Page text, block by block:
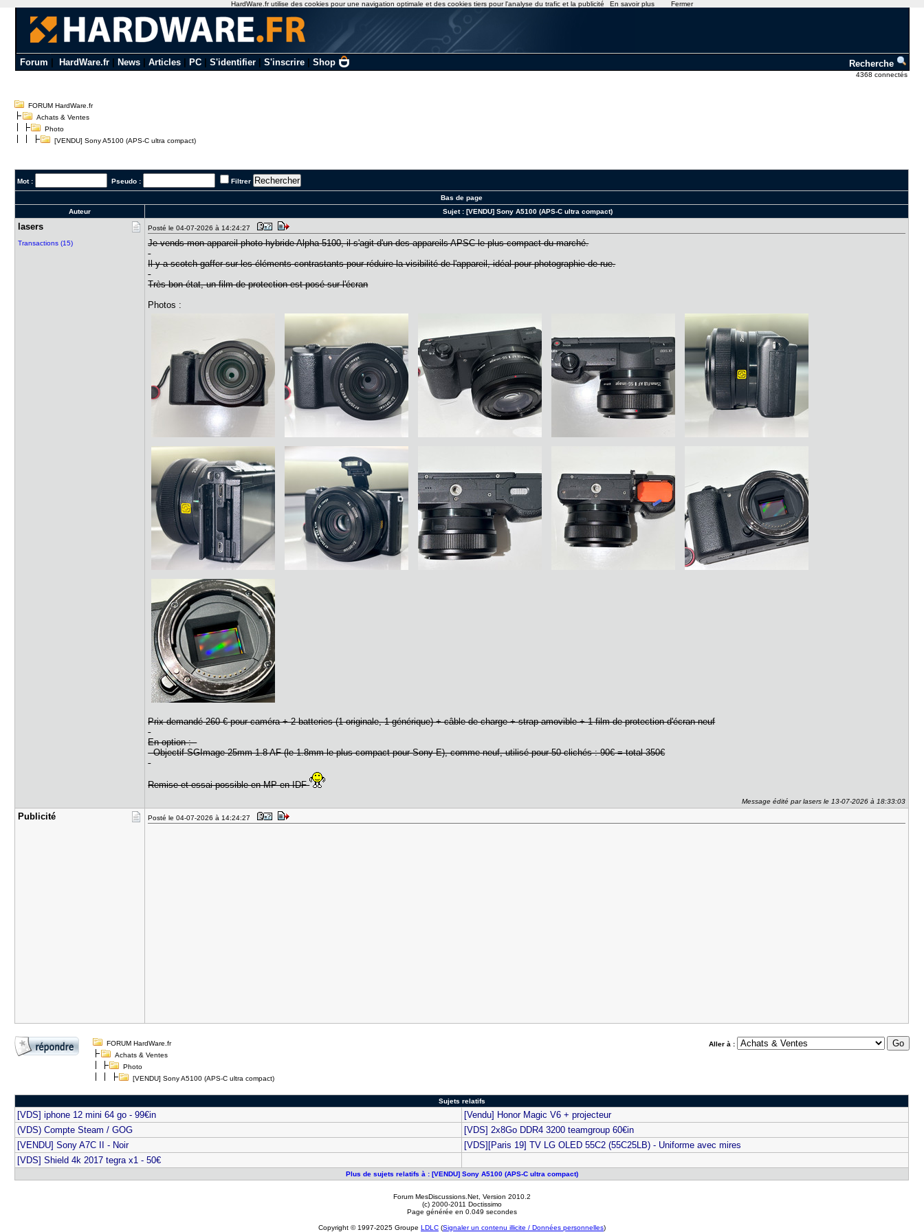
Forum HardWare.fr| News| Articles| PC| S'identifier| S'inscrire| Shop Recherche
4368 connectés
FORUM HardWare.fr
Achats & Ventes
Photo
[VENDU] Sony A5100 (APS-C ultra compact)
Mot : Pseudo : Filtrer
Bas de page
Auteur
Sujet :[VENDU] Sony A5100 (APS-C ultra compact)
lasers
Transactions (15)
Posté le 04-07-2026 à 14:24:27
Je vends mon appareil photo hybride Alpha 5100, il s'agit d'un des appareils APSC le plus compact du marché.
Il y a scotch gaffer sur les éléments contrastants pour réduire la visibilité de l'appareil, idéal pour photographie de rue.
Très bon état, un film de protection est posé sur l'écran
Photos :
Prix demandé 260 € pour caméra + 2 batteries (1 originale, 1 générique) + câble de charge + strap amovible + 1 film de protection d'écran neuf
En option :
- Objectif SGImage 25mm 1.8 AF (le 1.8mm le plus compact pour Sony E), comme neuf, utilisé pour 50 clichés : 90€ = total 350€
Remise et essai possible en MP en IDF
Message édité par lasers le 13-07-2026 à 18:33:03
Publicité Posté le 04-07-2026 à 14:24:27
Aller à :
FORUM HardWare.fr
Achats & Ventes
Photo
[VENDU] Sony A5100 (APS-C ultra compact)
Sujets relatifs
[VDS] iphone 12 mini 64 go - 99€in
[Vendu] Honor Magic V6 + projecteur
(VDS) Compte Steam / GOG
[VDS] 2x8Go DDR4 3200 teamgroup 60€in
[VENDU] Sony A7C II - Noir
[VDS][Paris 19] TV LG OLED 55C2 (55C25LB) - Uniforme avec mires
[VDS] Shield 4k 2017 tegra x1 - 50€
Plus de sujets relatifs à : [VENDU] Sony A5100 (APS-C ultra compact)
Forum MesDiscussions.Net , Version 2010.2
(c) 2000-2011 Doctissimo
Page générée en 0.049 secondes
Copyright © 1997-2025 Groupe LDLC (Signaler un contenu illicite / Données personnelles)
HardWare.fr utilise des cookies pour une navigation optimale et des cookies tiers pour l'analyse du trafic et la publicité En savoir plus Fermer